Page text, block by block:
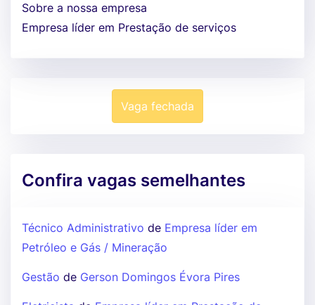
Sobre a nossa empresa
Empresa líder em Prestação de serviços
Vaga fechada
Confira vagas semelhantes
Técnico Administrativo de Empresa líder em
Petróleo e Gás / Mineração
Gestão de Gerson Domingos Évora Pires